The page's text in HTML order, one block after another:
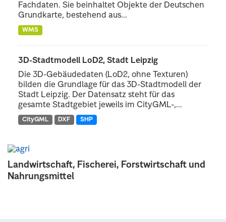
Landwirtschaft, Fischerei, Forstwirtschaft und
Nahrungsmittel
Fachdaten. Sie beinhaltet Objekte der Deutschen
Grundkarte, bestehend aus...
WMS
3D-Stadtmodell LoD2, Stadt Leipzig
Die 3D-Gebäudedaten (LoD2, ohne Texturen)
bilden die Grundlage für das 3D-Stadtmodell der
Stadt Leipzig. Der Datensatz steht für das
gesamte Stadtgebiet jeweils im CityGML-,...
CityGML DXF SHP